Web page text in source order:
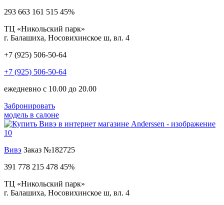
293 663 161 515 45%
ТЦ «Никольский парк»
г. Балашиха, Носовихинское ш, вл. 4
+7 (925) 506-50-64
+7 (925) 506-50-64
ежедневно с 10.00 до 20.00
Забронировать
модель в салоне
Вивэ Заказ №182725
391 778 215 478 45%
ТЦ «Никольский парк»
г. Балашиха, Носовихинское ш, вл. 4